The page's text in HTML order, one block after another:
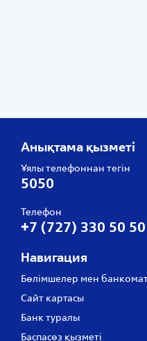
Анықтама қызметі
Ұялы телефоннан тегін
5050
Телефон
+7 (727) 330 50 50
Навигация
Бөлімшелер мен
Сайт картасы
Банк туралы
Баспасөз қызметі